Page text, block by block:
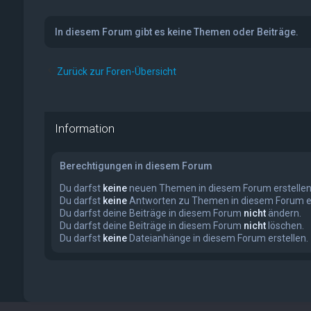
In diesem Forum gibt es keine Themen oder Beiträge.
Zurück zur Foren-Übersicht
Information
Berechtigungen in diesem Forum
Du darfst keineneuen Themen in diesem Forum erstellen.
Du darfst keineAntworten zu Themen in diesem Forum
Du darfst deine Beiträge in diesem Forum nichtändern.
Du darfst deine Beiträge in diesem Forum nichtlöschen.
Du darfst keineDateianhänge in diesem Forum erstellen.